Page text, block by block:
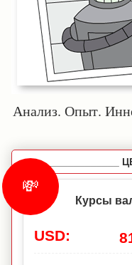
Анализ. Опыт.
_________________
💸
Курсы
USD: